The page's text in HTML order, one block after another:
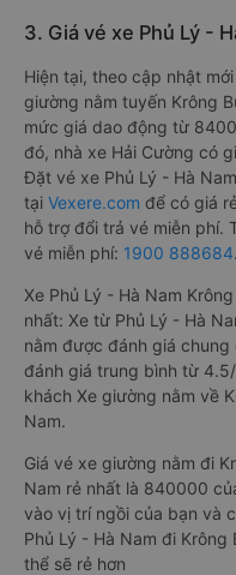
3. Giá vé xe Phủ Lý -
Hiện tại, theo cập nhật
giường nằm tuyến Krông
mức giá dao động từ
đó, nhà xe Hải Cường có
Đặt vé xe Phủ Lý - Hà
tại Vexere.com để có giá
hỗ trợ đổi trả vé miễn phí.
vé miễn phí: 1900 888684.
Xe Phủ Lý - Hà Nam
nhất: Xe từ Phủ Lý - Hà
nằm được đánh giá
đánh giá trung bình từ
khách Xe giường nằm về
Nam.
Giá vé xe giường nằm đi
Nam rẻ nhất là 840000
vào vị trí ngồi của bạn và
Phủ Lý - Hà Nam đi
thể sẽ rẻ hơn